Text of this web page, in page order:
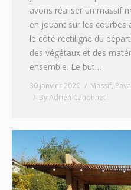
avons réaliser un massif
en jouant sur les courbes
le côté rectiligne du
des végétaux et des
ensemble. Le but…
30 janvier 2020 Massif,
ByAdrien Canonnet